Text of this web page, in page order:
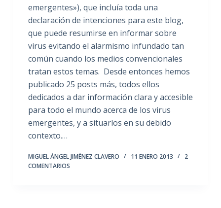
emergentes»), que incluía toda una
declaración de intenciones para este blog,
que puede resumirse en informar sobre
virus evitando el alarmismo infundado tan
común cuando los medios convencionales
tratan estos temas. Desde entonces hemos
publicado 25 posts más, todos ellos
dedicados a dar información clara y accesible
para todo el mundo acerca de los virus
emergentes, y a situarlos en su debido
contexto.…
MIGUEL ÁNGEL JIMÉNEZ CLAVERO 11 ENERO 2013
2
COMENTARIOS